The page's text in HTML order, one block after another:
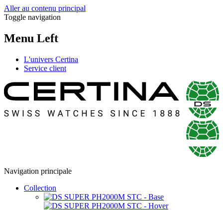
Aller au contenu principal
Toggle navigation
Menu Left
L'univers Certina
Service client
Navigation principale
Collection